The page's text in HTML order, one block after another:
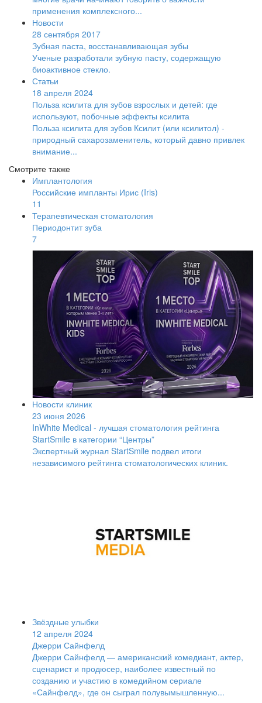
применения комплексного...
Новости
28 сентября 2017
Зубная паста, восстанавливающая зубы
Ученые разработали зубную пасту, содержащую
биоактивное стекло.
Статьи
18 апреля 2024
Польза ксилита для зубов взрослых и детей: где
используют, побочные эффекты ксилита
Польза ксилита для зубов Ксилит (или ксилитол) -
природный сахарозаменитель, который давно привлек
внимание...
Смотрите также
Имплантология
Российские импланты Ирис (Iris)
11
Терапевтическая стоматология
Периодонтит зуба
7
Новости клиник
23 июня 2026
InWhite Medical - лучшая стоматология рейтинга
StartSmile в категории “Центры”
Экспертный журнал StartSmile подвел итоги
независимого рейтинга стоматологических клиник.
Звёздные улыбки
12 апреля 2024
Джерри Сайнфелд
Джерри Сайнфелд — американский комедиант, актер,
сценарист и продюсер, наиболее известный по
созданию и участию в комедийном сериале
«Сайнфелд», где он сыграл полувымышленную...